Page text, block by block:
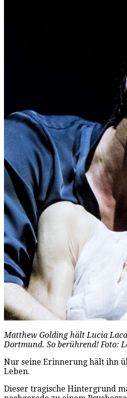
Matthew Golding hält Lucia
Dortmund. So berührend! Foto:
Nur seine Erinnerung hält ihn
Leben.
Dieser tragische Hintergrund